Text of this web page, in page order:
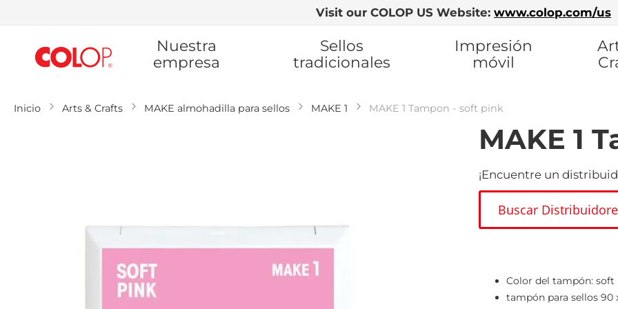
Visit our COLOP US Website: www.colop.com/us
contenido
Nuestra
empresa
Sellos
tradicionales
Impresión
móvil
Inicio Arts & Crafts MAKE almohadilla para sellos MAKE 1 MAKE 1 Tampon - soft pink
MAKE 1
¡Encuentre un
Buscar
Color del tampón: soft
tampón para sellos 90